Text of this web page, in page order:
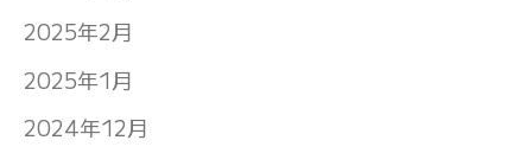
2025年2月
2025年1月
2024年12月